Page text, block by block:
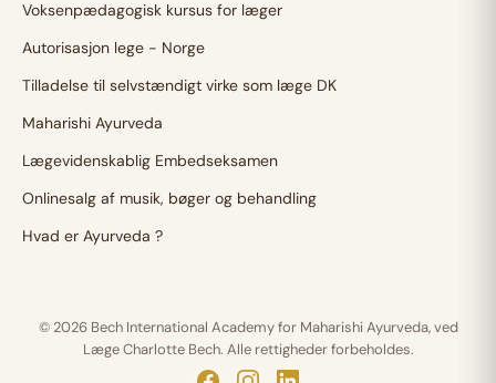
Voksenpædagogisk kursus for læger
Autorisasjon lege - Norge
Tilladelse til selvstændigt virke som læge DK
Maharishi Ayurveda
Lægevidenskablig Embedseksamen
Onlinesalg af musik, bøger og behandling
Hvad er Ayurveda ?
© 2026 Bech International Academy for Maharishi Ayurveda, ved
Læge Charlotte Bech. Alle rettigheder forbeholdes.